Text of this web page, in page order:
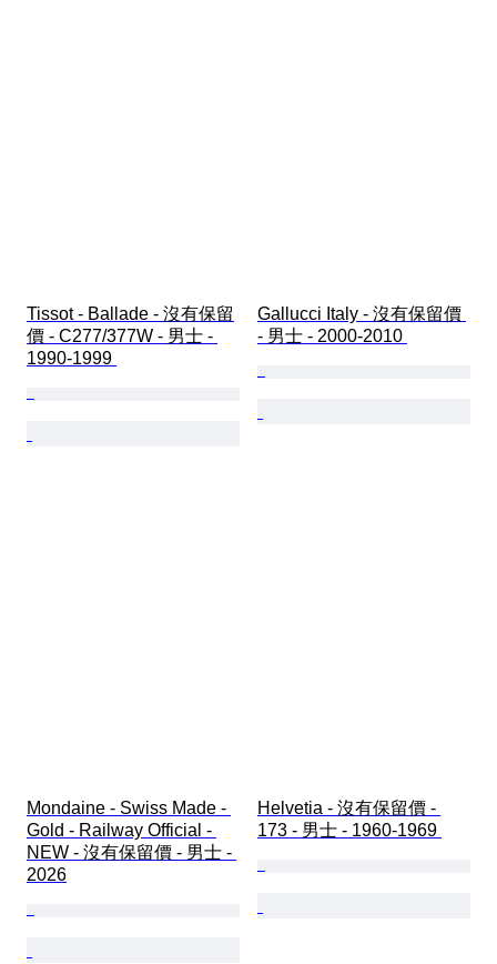
Tissot - Ballade - 沒有保留
價 - C277/377W - 男士 -
1990-1999
Gallucci Italy - 沒有保留價
- 男士 - 2000-2010
Mondaine - Swiss Made -
Gold - Railway Official -
NEW - 沒有保留價 - 男士 -
2026
Helvetia - 沒有保留價 -
173 - 男士 - 1960-1969